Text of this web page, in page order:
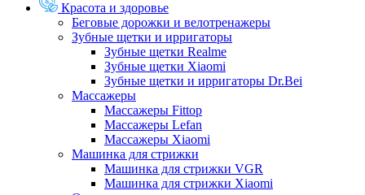
Красота и здоровье
Беговые дорожки и велотренажеры
Зубные щетки и ирригаторы
Зубные щетки Realme
Зубные щетки Xiaomi
Зубные щетки и ирригаторы Dr.Bei
Массажеры
Массажеры Fittop
Массажеры Lefan
Массажеры Xiaomi
Машинка для стрижки
Машинка для стрижки VGR
Машинка для стрижки Xiaomi